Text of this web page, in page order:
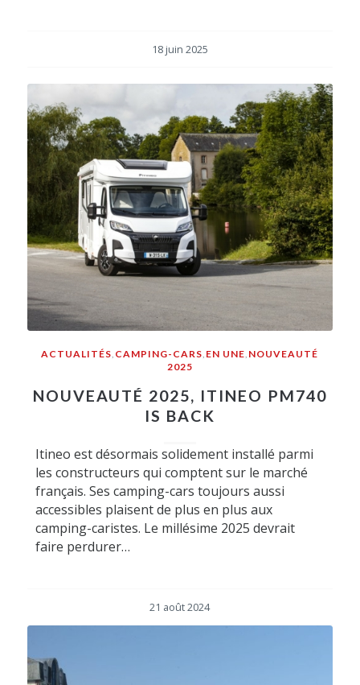
18 juin 2025
ACTUALITÉS, CAMPING-CARS, EN UNE, NOUVEAUTÉ
2025
NOUVEAUTÉ 2025, ITINEO PM740
IS BACK
Itineo est désormais solidement installé parmi
les constructeurs qui comptent sur le marché
français. Ses camping-cars toujours aussi
accessibles plaisent de plus en plus aux
camping-caristes. Le millésime 2025 devrait
faire perdurer…
21 août 2024